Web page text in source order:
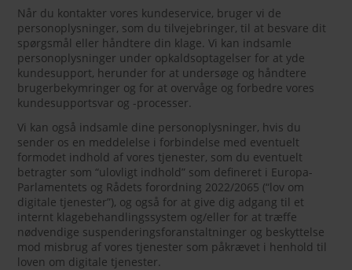
Når du kontakter vores kundeservice, bruger vi de
personoplysninger, som du tilvejebringer, til at besvare dit
spørgsmål eller håndtere din klage. Vi kan indsamle
personoplysninger under opkaldsoptagelser for at yde
kundesupport, herunder for at undersøge og håndtere
brugerbekymringer og for at overvåge og forbedre vores
kundesupportsvar og -processer.
Vi kan også indsamle dine personoplysninger, hvis du
sender os en meddelelse i forbindelse med eventuelt
formodet indhold af vores tjenester, som du eventuelt
betragter som “ulovligt indhold” som defineret i Europa-
Parlamentets og Rådets forordning 2022/2065 (“lov om
digitale tjenester”), og også for at give dig adgang til et
internt klagebehandlingssystem og/eller for at træffe
nødvendige suspenderingsforanstaltninger og beskyttelse
mod misbrug af vores tjenester som påkrævet i henhold til
loven om digitale tjenester.